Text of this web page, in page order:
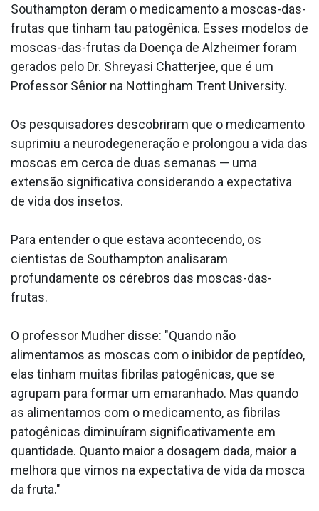
Southampton deram o medicamento a moscas-das-
frutas que tinham tau patogênica. Esses modelos de
moscas-das-frutas da Doença de Alzheimer foram
gerados pelo Dr. Shreyasi Chatterjee, que é um
Professor Sênior na Nottingham Trent University.
Os pesquisadores descobriram que o medicamento
suprimiu a neurodegeneração e prolongou a vida das
moscas em cerca de duas semanas — uma
extensão significativa considerando a expectativa
de vida dos insetos.
Para entender o que estava acontecendo, os
cientistas de Southampton analisaram
profundamente os cérebros das moscas-das-
frutas.
O professor Mudher disse: "Quando não
alimentamos as moscas com o inibidor de peptídeo,
elas tinham muitas fibrilas patogênicas, que se
agrupam para formar um emaranhado. Mas quando
as alimentamos com o medicamento, as fibrilas
patogênicas diminuíram significativamente em
quantidade. Quanto maior a dosagem dada, maior a
melhora que vimos na expectativa de vida da mosca
da fruta."